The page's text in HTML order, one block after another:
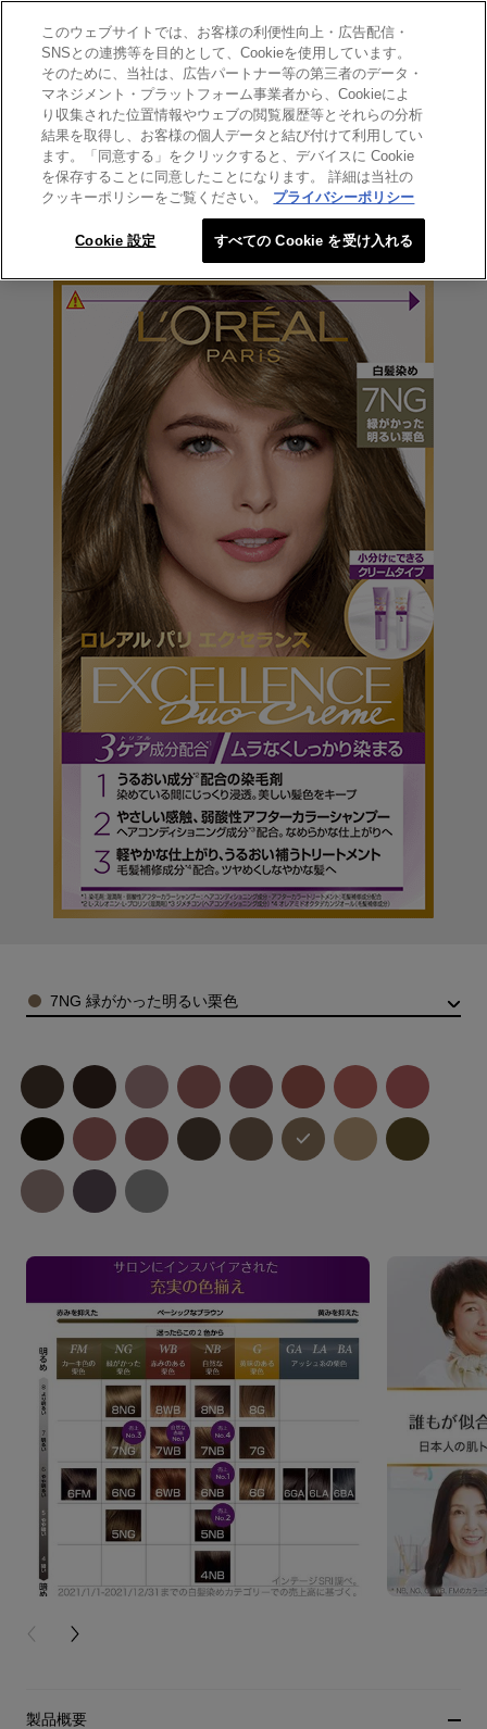
SEARCH THIS SITE
エクセランス
エクセランス クリームタイプ
7NG 緑がかった明るい栗色
Color
7NG 緑がかった明るい栗色
PREVIOUS CARD
NEXT CARD
製品概要
このウェブサイトでは、お客様の利便性向上・広告配信・
SNSとの連携等を目的として、Cookieを使用しています。
そのために、当社は、広告パートナー等の第三者のデータ・
マネジメント・プラットフォーム事業者から、Cookieによ
り収集された位置情報やウェブの閲覧履歴等とそれらの分析
結果を取得し、お客様の個人データと結び付けて利用してい
ます。「同意する」をクリックすると、デバイスに Cookie
を保存することに同意したことになります。 詳細は当社の
クッキーポリシーをご覧ください。
プライバシーポリシー
Cookie 設定 すべての Cookie を受け入れる